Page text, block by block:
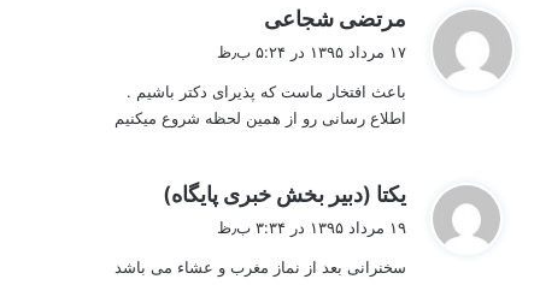
مرتضی شجاعی
:
۱۷ مرداد ۱۳۹۵ در ۵:۲۴ ب٫ظ
باعث افتخار ماست که پذیرای دکتر باشیم .
اطلاع رسانی رو از همین لحظه شروع میکنیم
یکتا (دبیر بخش خبری پایگاه)
:
۱۹ مرداد ۱۳۹۵ در ۳:۳۴ ب٫ظ
سخنرانی بعد از نماز مغرب و عشاء می باشد